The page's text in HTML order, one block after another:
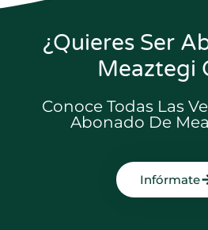
¿Quieres Ser
Meaztegi
Conoce Todas Las
Abonado De
Infórmate